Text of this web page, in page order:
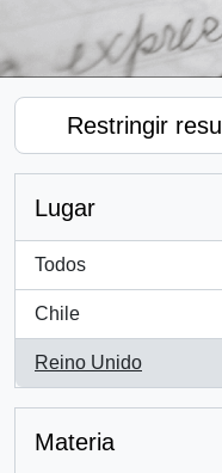
Restringir
Lugar
Todos
Chile
, 1 resultados
Reino Unido
, 1 resultados
Materia